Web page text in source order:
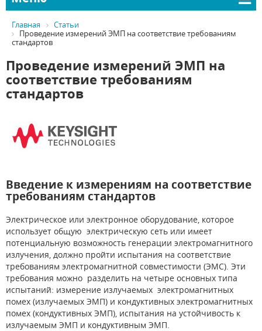
Главная
Статьи
Проведение измерений ЭМП на соответствие требованиям
стандартов
Проведение измерений ЭМП на
соответствие требованиям
стандартов
Введение к измерениям на соответствие
требованиям стандартов
Электрическое или электронное оборудование, которое
использует общую электрическую сеть или имеет
потенциальную возможность генерации электромагнитного
излучения, должно пройти испытания на соответствие
требованиям электромагнитной совместимости (ЭМС). Эти
требования можно разделить на четыре основных типа
испытаний: измерение излучаемых электромагнитных
помех (излучаемых ЭМП) и кондуктивных электромагнитных
помех (кондуктивных ЭМП), испытания на устойчивость к
излучаемым ЭМП и кондуктивным ЭМП.